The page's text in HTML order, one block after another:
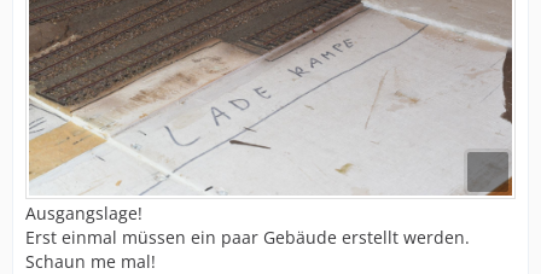
Ausgangslage!
Erst einmal müssen ein paar Gebäude erstellt werden.
Schaun me mal!